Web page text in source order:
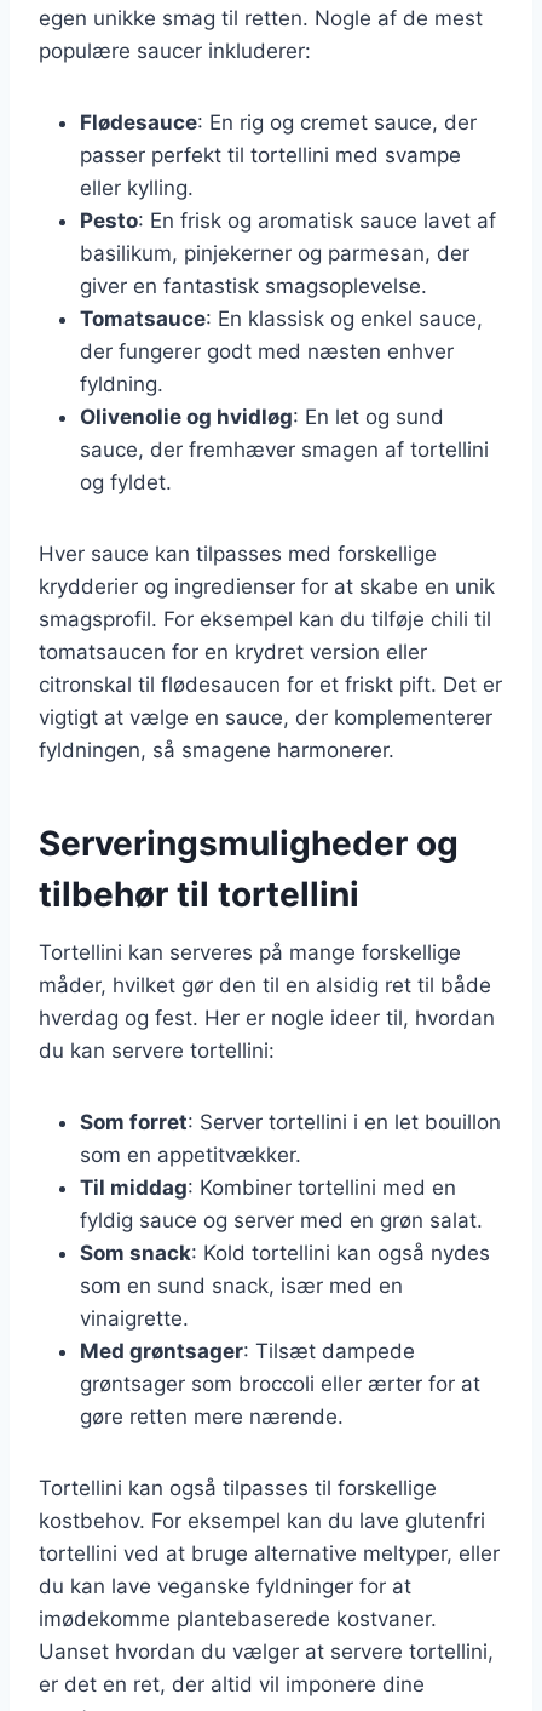
egen unikke smag til retten. Nogle af de mest
populære saucer inkluderer:
Flødesauce: En rig og cremet sauce, der
passer perfekt til tortellini med svampe
eller kylling.
Pesto: En frisk og aromatisk sauce lavet af
basilikum, pinjekerner og parmesan, der
giver en fantastisk smagsoplevelse.
Tomatsauce: En klassisk og enkel sauce,
der fungerer godt med næsten enhver
fyldning.
Olivenolie og hvidløg: En let og sund
sauce, der fremhæver smagen af tortellini
og fyldet.
Hver sauce kan tilpasses med forskellige
krydderier og ingredienser for at skabe en unik
smagsprofil. For eksempel kan du tilføje chili til
tomatsaucen for en krydret version eller
citronskal til flødesaucen for et friskt pift. Det er
vigtigt at vælge en sauce, der komplementerer
fyldningen, så smagene harmonerer.
Serveringsmuligheder og
tilbehør til tortellini
Tortellini kan serveres på mange forskellige
måder, hvilket gør den til en alsidig ret til både
hverdag og fest. Her er nogle ideer til, hvordan
du kan servere tortellini:
Som forret: Server tortellini i en let bouillon
som en appetitvækker.
Til middag: Kombiner tortellini med en
fyldig sauce og server med en grøn salat.
Som snack: Kold tortellini kan også nydes
som en sund snack, især med en
vinaigrette.
Med grøntsager: Tilsæt dampede
grøntsager som broccoli eller ærter for at
gøre retten mere nærende.
Tortellini kan også tilpasses til forskellige
kostbehov. For eksempel kan du lave glutenfri
tortellini ved at bruge alternative meltyper, eller
du kan lave veganske fyldninger for at
imødekomme plantebaserede kostvaner.
Uanset hvordan du vælger at servere tortellini,
er det en ret, der altid vil imponere dine